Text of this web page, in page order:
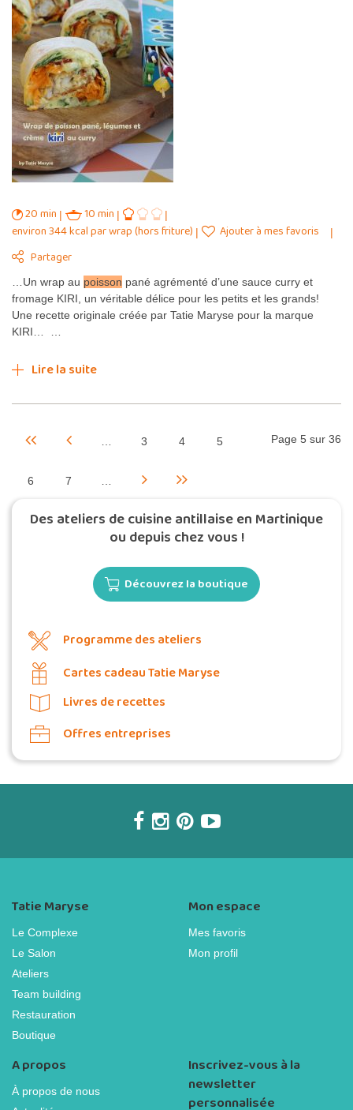
20 min
10 min
environ 344 kcal par wrap (hors friture)
Ajouter à mes favoris
Partager
…Un wrap au poisson pané agrémenté d’une sauce curry et
fromage KIRI, un véritable délice pour les petits et les grands!
Une recette originale créée par Tatie Maryse pour la marque
KIRI… …
Lire la suite
Page 5 sur 36
3 4 5
6 7
Des ateliers de cuisine antillaise en Martinique
ou depuis chez vous !
Découvrez la boutique
Programme des ateliers
Cartes cadeau Tatie Maryse
Livres de recettes
Offres entreprises
Tatie Maryse
Le Complexe
Le Salon
Ateliers
Team building
Restauration
Boutique
Mon espace
Mes favoris
Mon profil
A propos
À propos de nous
Inscrivez-vous à la
newsletter
personnalisée